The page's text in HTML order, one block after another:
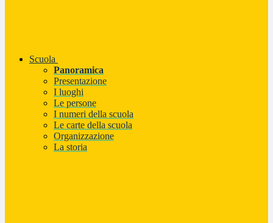
Scuola
Panoramica
Presentazione
I luoghi
Le persone
I numeri della scuola
Le carte della scuola
Organizzazione
La storia